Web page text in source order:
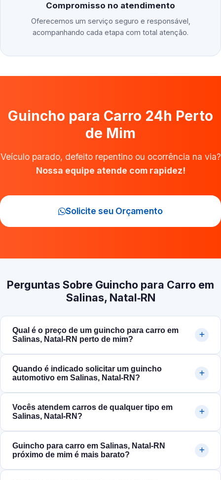
Compromisso no atendimento
Oferecemos um serviço seguro e responsável,
acompanhando cada etapa com total atenção.
Guincho para Carro 24h Perto
de Mim
Veículo parado, defeito repentino ou ocorrência na via?
Nossa equipe atende com rapidez!
Solicite seu Orçamento
Perguntas Sobre Guincho para Carro em
Salinas, Natal‑RN
Qual é o preço de um guincho para carro em
Salinas, Natal‑RN perto de mim?
Quando é indicado solicitar um guincho
automotivo em Salinas, Natal‑RN?
Vocês atendem carros de qualquer tipo em
Salinas, Natal‑RN?
Guincho para carro em Salinas, Natal‑RN
próximo de mim é mais barato?